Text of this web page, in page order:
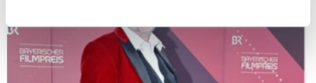
bestimmten Merkmalen (Fingerprinting) identifizieren
Erfahren Sie mehr darüber, wie Ihre persönlichen Daten
verarbeitet werden, und legen Sie Ihre Präferenzen im